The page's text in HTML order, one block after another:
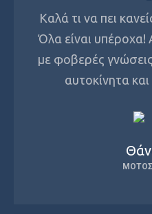
Καλά τι να πει
Όλα είναι υπέροχα!
με φοβερές
αυτοκίνητα